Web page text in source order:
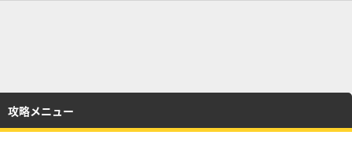
攻略メニュー